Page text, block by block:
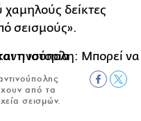
χαμηλούς δείκτες
σεισμούς».
από τα
σεισμών.